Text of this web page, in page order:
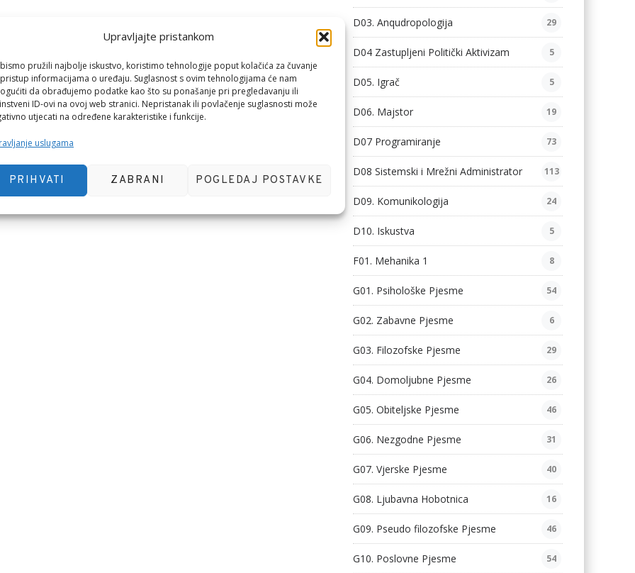
Upravljajte pristankom
pružili najbolje iskustvo, koristimo tehnologije poput kolačića za čuvanje
informacijama o uređaju. Suglasnost s ovim tehnologijama će nam
da obrađujemo podatke kao što su ponašanje pri pregledavanju ili
ID-ovi na ovoj web stranici. Nepristanak ili povlačenje suglasnosti može
utjecati na određene karakteristike i funkcije.
uslugama
PRIHVATI ZABRANI POGLEDAJ POSTAVKE
D03. Anqudropologija 29
D04 Zastupljeni Politički Aktivizam 5
D05. Igrač 5
D06. Majstor 19
D07 Programiranje 73
D08 Sistemski i Mrežni Administrator 113
D09. Komunikologija 24
D10. Iskustva 5
F01. Mehanika 1 8
G01. Psihološke Pjesme 54
G02. Zabavne Pjesme 6
G03. Filozofske Pjesme 29
G04. Domoljubne Pjesme 26
G05. Obiteljske Pjesme 46
G06. Nezgodne Pjesme 31
G07. Vjerske Pjesme 40
G08. Ljubavna Hobotnica 16
G09. Pseudo filozofske Pjesme 46
G10. Poslovne Pjesme 54